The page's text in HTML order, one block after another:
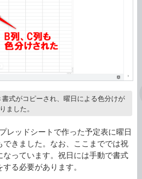
式がコピーされ、曜日による色分けが
ました。
レッドシートで作った予定表に曜日
できました。なお、ここまででは祝
なっています。祝日には手動で書式
る必要があります。